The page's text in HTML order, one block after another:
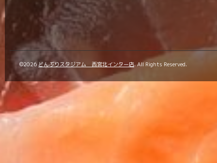
©2026 どんぶりスタジアム 西宮北インター店. All Rights Reserved.